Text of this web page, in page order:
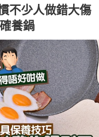
不少人做錯大傷
養鍋